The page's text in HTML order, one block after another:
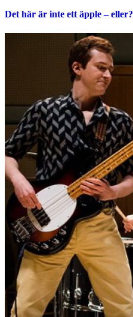
Det här är inte ett äpple – eller?